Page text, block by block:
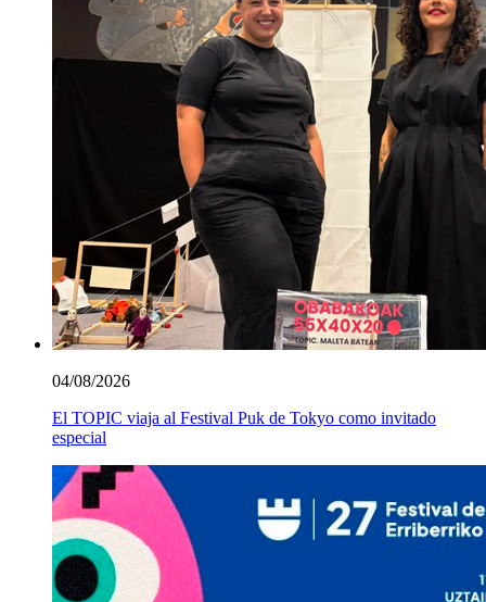
04/08/2026
El TOPIC viaja al Festival Puk de Tokyo como invitado
especial